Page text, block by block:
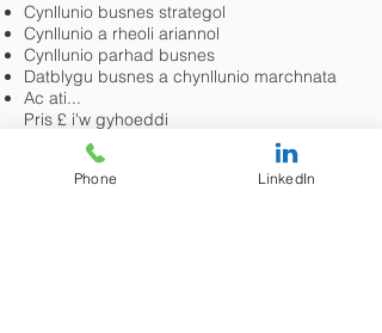
Cynllunio busnes strategol
Cynllunio a rheoli ariannol
Cynllunio parhad busnes
Datblygu busnes a chynllunio marchnata
Ac ati...
Pris £ i'w gyhoeddi
4. archwilio ffug
Phone LinkedIn